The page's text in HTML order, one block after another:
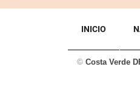
INICIO
© Costa Verde